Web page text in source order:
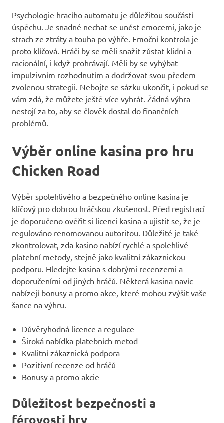
Psychologie hracího automatu je důležitou součástí
úspěchu. Je snadné nechat se unést emocemi, jako je
strach ze ztráty a touha po výhře. Emoční kontrola je
proto klíčová. Hráči by se měli snažit zůstat klidní a
racionální, i když prohrávají. Měli by se vyhýbat
impulzivním rozhodnutím a dodržovat svou předem
zvolenou strategii. Nebojte se sázku ukončit, i pokud se
vám zdá, že můžete ještě více vyhrát. Žádná výhra
nestojí za to, aby se člověk dostal do finančních
problémů.
Výběr online kasina pro hru
Chicken Road
Výběr spolehlivého a bezpečného online kasina je
klíčový pro dobrou hráčskou zkušenost. Před registrací
je doporučeno ověřit si licenci kasina a ujistit se, že je
regulováno renomovanou autoritou. Důležité je také
zkontrolovat, zda kasino nabízí rychlé a spolehlivé
platební metody, stejně jako kvalitní zákaznickou
podporu. Hledejte kasina s dobrými recenzemi a
doporučeními od jiných hráčů. Některá kasina navíc
nabízejí bonusy a promo akce, které mohou zvýšit vaše
šance na výhru.
Důvěryhodná licence a regulace
Široká nabídka platebních metod
Kvalitní zákaznická podpora
Pozitivní recenze od hráčů
Bonusy a promo akcie
Důležitost bezpečnosti a
férovosti hry